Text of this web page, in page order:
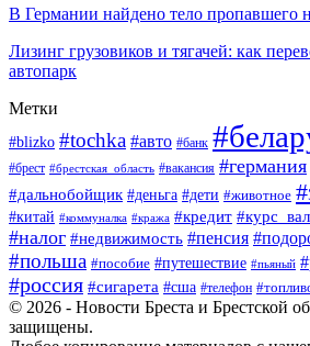
В Германии найдено тело пропавшего
Лизинг грузовиков и тягачей: как
автопарк
Метки
#blizko #tochka #авто #банк
#брест #брестская_область #вакансия #германия
#дальнобойщик #деньга #дети #животное
#китай #коммуналка #кража #кредит
#налог #недвижимость #пенсия
#польша #пособие #путешествие #пьяный
#россия #сигарета #сша #телефон
© 2026 - Новости Бреста и Брестской
защищены.